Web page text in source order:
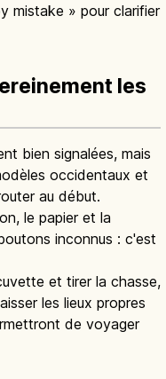
mistake » pour clarifier
les
bien signalées, mais
occidentaux et
au début.
le papier et la
inconnus : c'est
et tirer la chasse,
les lieux propres
de voyager